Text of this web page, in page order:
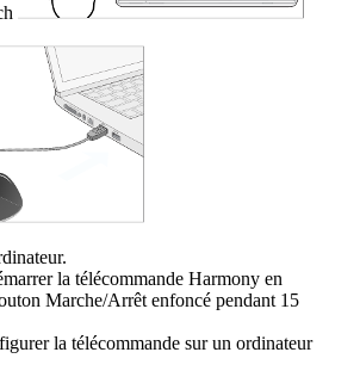
la télécommande Harmony en
Marche/Arrêt enfoncé pendant 15
la télécommande sur un ordinateur